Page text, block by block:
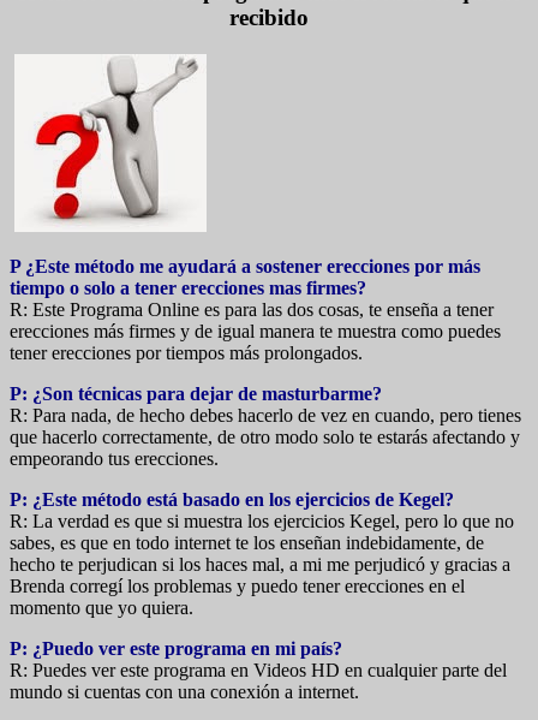
recibido
P ¿Este método me ayudará a sostener erecciones por más
tiempo o solo a tener erecciones mas firmes?
R: Este Programa Online es para las dos cosas, te enseña a tener
erecciones más firmes y de igual manera te muestra como puedes
tener erecciones por tiempos más prolongados.
P: ¿Son técnicas para dejar de masturbarme?
R: Para nada, de hecho debes hacerlo de vez en cuando, pero tienes
que hacerlo correctamente, de otro modo solo te estarás afectando y
empeorando tus erecciones.
P: ¿Este método está basado en los ejercicios de Kegel?
R: La verdad es que si muestra los ejercicios Kegel, pero lo que no
sabes, es que en todo internet te los enseñan indebidamente, de
hecho te perjudican si los haces mal, a mi me perjudicó y gracias a
Brenda corregí los problemas y puedo tener erecciones en el
momento que yo quiera.
P: ¿Puedo ver este programa en mi país?
R: Puedes ver este programa en Videos HD en cualquier parte del
mundo si cuentas con una conexión a internet.